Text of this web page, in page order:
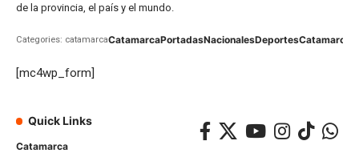
de la provincia, el país y el mundo.
Categories: catamarcaCatamarcaPortadasNacionalesDeportesCatamarca
[mc4wp_form]
Quick Links
Catamarca